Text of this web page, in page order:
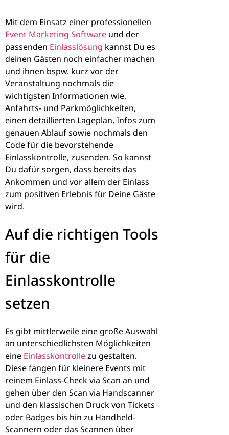
Mit dem Einsatz einer professionellen
Event Marketing Software und der
passenden Einlasslösung kannst Du es
deinen Gästen noch einfacher machen
und ihnen bspw. kurz vor der
Veranstaltung nochmals die
wichtigsten Informationen wie,
Anfahrts- und Parkmöglichkeiten,
einen detaillierten Lageplan, Infos zum
genauen Ablauf sowie nochmals den
Code für die bevorstehende
Einlasskontrolle, zusenden. So kannst
Du dafür sorgen, dass bereits das
Ankommen und vor allem der Einlass
zum positiven Erlebnis für Deine Gäste
wird.
Auf die richtigen Tools
für die
Einlasskontrolle
setzen
Es gibt mittlerweile eine große Auswahl
an unterschiedlichsten Möglichkeiten
eine Einlasskontrollezu gestalten.
Diese fangen für kleinere Events mit
reinem Einlass-Check via Scan an und
gehen über den Scan via Handscanner
und den klassischen Druck von Tickets
oder Badges bis hin zu Handheld-
Scannern oder das Scannen über